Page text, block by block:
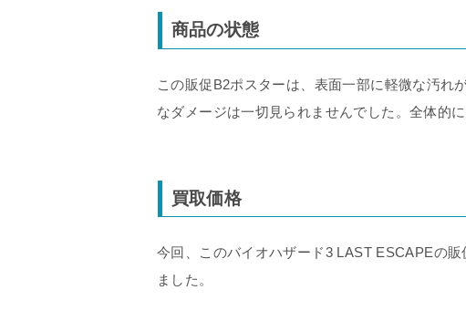
商品の状態
この販促B2ポスターは、表面一部に軽微な汚れ
なダメージは一切見られませんでした。全体的
買取価格
今回、このバイオハザード3 LAST ESCAPEの
ました。